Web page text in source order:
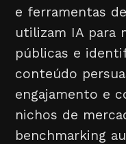
e ferramentas
utilizam IA para
públicas e
conteúdo
engajamento e
nichos de
benchmarking